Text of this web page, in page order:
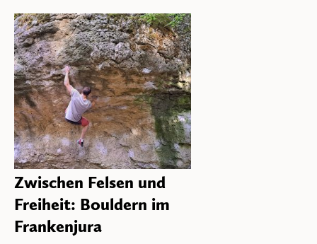
Zwischen Felsen und
Freiheit: Bouldern im
Frankenjura